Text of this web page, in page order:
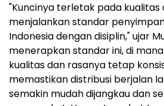
"Kuncinya terletak pada kualitas
menjalankan standar
Indonesia dengan disiplin," ujar
menerapkan standar ini, di
kualitas dan rasanya tetap
memastikan distribusi berjalan
semakin mudah dijangkau dan